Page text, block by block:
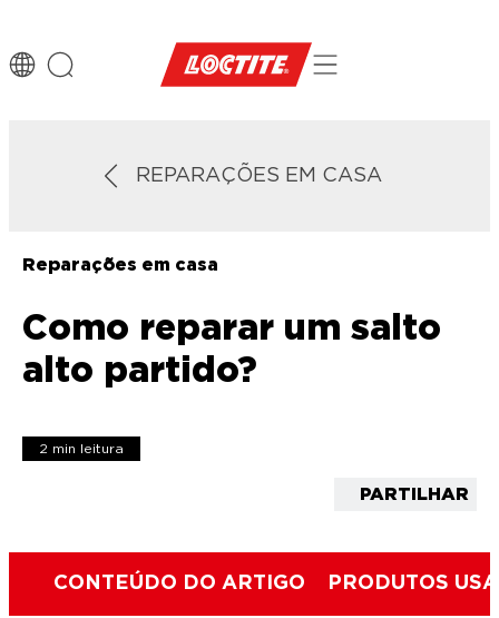
REPARAÇÕES EM CASA
Reparações em casa
Como reparar um salto
alto partido?
2 min leitura
PARTILHAR
CONTEÚDO DO ARTIGO PRODUTOS